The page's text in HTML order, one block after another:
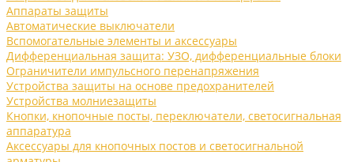
Аппараты защиты
Автоматические выключатели
Вспомогательные элементы и аксессуары
Дифференциальная защита: УЗО, дифференциальные блоки
Ограничители импульсного перенапряжения
Устройства защиты на основе предохранителей
Устройства молниезащиты
Кнопки, кнопочные посты, переключатели, светосигнальная
аппаратура
Аксессуары для кнопочных постов и светосигнальной